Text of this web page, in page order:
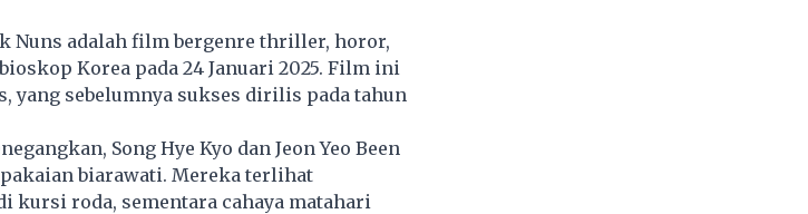
Nuns adalah film bergenre thriller, horor,
Korea pada 24 Januari 2025. Film ini
yang sebelumnya sukses dirilis pada tahun
Song Hye Kyo dan Jeon Yeo Been
biarawati. Mereka terlihat
kursi roda, sementara cahaya matahari